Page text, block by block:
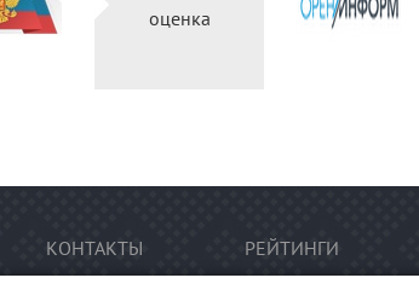
оценка
КОНТАКТЫ РЕЙТИНГИ